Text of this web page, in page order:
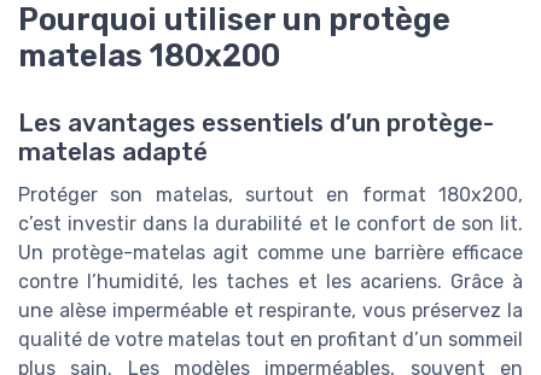
Pourquoi utiliser un protège
matelas 180x200
Les avantages essentiels d’un protège-
matelas adapté
Protéger son matelas, surtout en format 180x200,
c’est investir dans la durabilité et le confort de son lit.
Un protège-matelas agit comme une barrière efficace
contre l’humidité, les taches et les acariens. Grâce à
une alèse imperméable et respirante, vous préservez la
qualité de votre matelas tout en profitant d’un sommeil
plus sain. Les modèles imperméables, souvent en